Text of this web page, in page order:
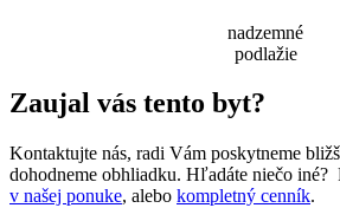
nadzemné
podlažie
Zaujal vás tento byt?
Kontaktujte nás, radi Vám poskytneme
dohodneme obhliadku. Hľadáte niečo iné?
v našej ponuke, alebo kompletný cenník.